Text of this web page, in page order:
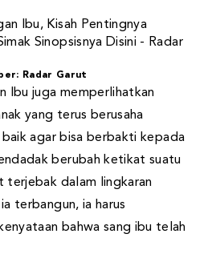
Radar Garut
Ibu juga memperlihatkan
yang terus berusaha
agar bisa berbakti kepada
berubah ketikat suatu
terjebak dalam lingkaran
terbangun, ia harus
bahwa sang ibu telah